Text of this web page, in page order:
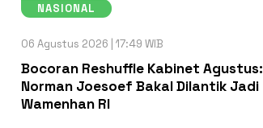
NASIONAL
06 Agustus 2026 | 17:49 WIB
Bocoran Reshuffle Kabinet Agustus:
Norman Joesoef Bakal Dilantik Jadi
Wamenhan RI